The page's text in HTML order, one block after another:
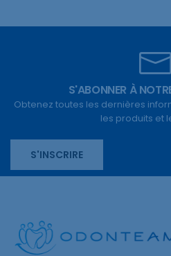
S'ABONNER À
Obtenez toutes les dernières
les produits et
S'INSCRIRE